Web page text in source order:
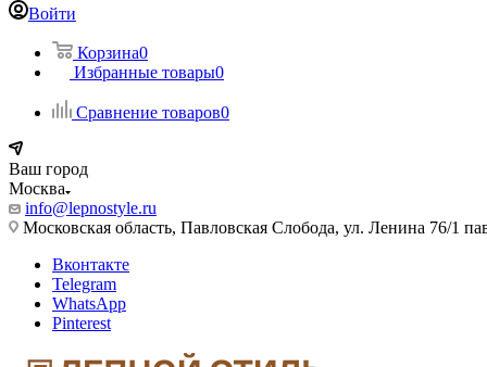
Войти
Корзина0
Избранные товары0
Сравнение товаров0
Ваш город
Москва
info@lepnostyle.ru
Московская область, Павловская Слобода, ул. Ленина 76/1
Вконтакте
Telegram
WhatsApp
Pinterest